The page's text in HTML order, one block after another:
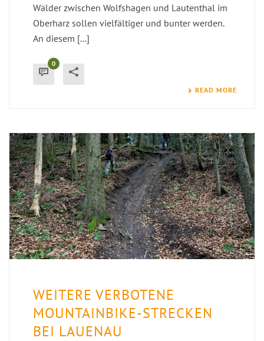
Wälder zwischen Wolfshagen und Lautenthal im
Oberharz sollen vielfältiger und bunter werden.
An diesem [...]
0
READ MORE
WEITERE VERBOTENE
MOUNTAINBIKE-STRECKEN
BEI LAUENAU